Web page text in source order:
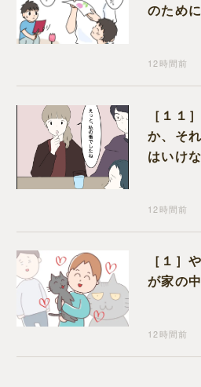
のため
プを作
12時間前
［１１
か、そ
はいけ
12時間前
［１］
が家の
12時間前